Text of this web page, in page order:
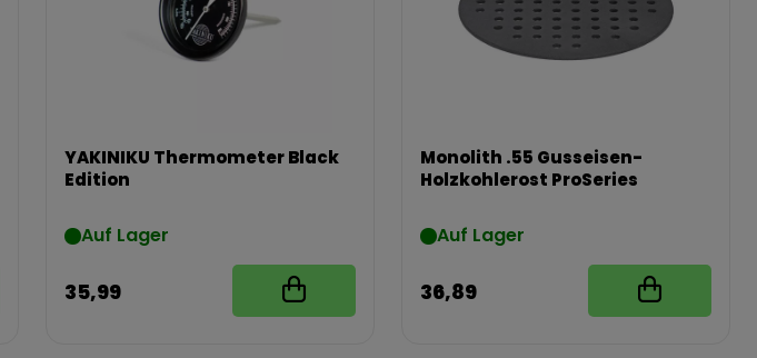
YAKINIKU Thermometer Black
Edition
Auf Lager
35,99
Monolith .55 Gusseisen-
Holzkohlerost ProSeries
Auf Lager
36,89